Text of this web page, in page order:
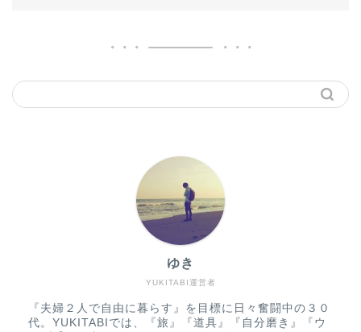
YUKITABI運営者
ゆき
『夫婦２人で自由に暮らす』を目標に日々奮闘中の３０
代。YUKITABIでは、『旅』『道具』『自分磨き』『ウ